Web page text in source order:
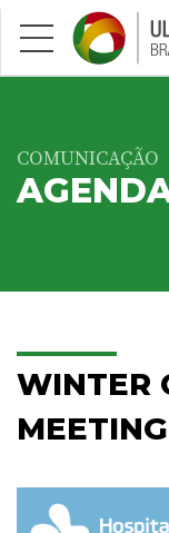
Saltar para
COMUNICAÇÃO
WINTER
MEETING